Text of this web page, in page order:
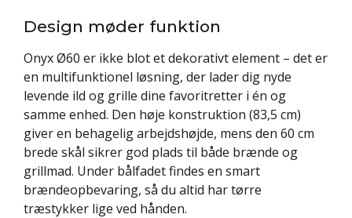
Design møder funktion
Onyx Ø60 er ikke blot et dekorativt element – det er
en multifunktionel løsning, der lader dig nyde
levende ild og grille dine favoritretter i én og
samme enhed. Den høje konstruktion (83,5 cm)
giver en behagelig arbejdshøjde, mens den 60 cm
brede skål sikrer god plads til både brænde og
grillmad. Under bålfadet findes en smart
brændeopbevaring, så du altid har tørre
træstykker lige ved hånden.